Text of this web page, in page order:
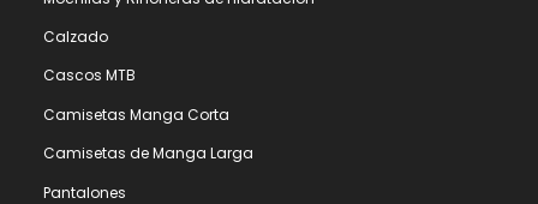
Calzado
Cascos MTB
Camisetas Manga Corta
Camisetas de Manga Larga
Pantalones